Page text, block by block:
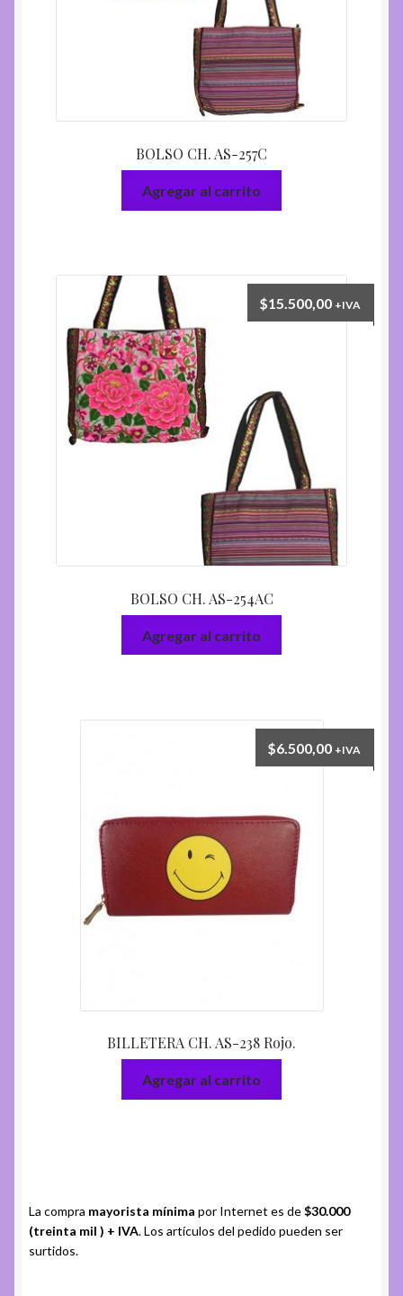
BOLSO CH. AS-257C
Agregar al carrito
BOLSO CH. AS-254AC
$15.500,00 +IVA
Agregar al carrito
BILLETERA CH. AS-238 Rojo.
$6.500,00 +IVA
Agregar al carrito
La compra mayorista mínima por Internet es de$30.000
(treinta mil ) + IVA. Los artículos del pedido pueden ser
surtidos.